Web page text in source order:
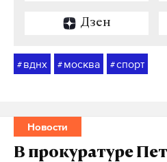
Дзен
# вднх # москва #спорт
Новости
В прокуратуре